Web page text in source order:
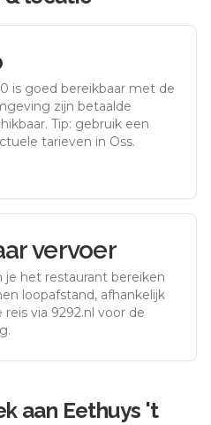
is goed bereikbaar met de
zijn betaalde
Tip: gebruik een
tarieven in Oss.
vervoer
je het restaurant bereiken
loopafstand, afhankelijk
via 9292.nl voor de
aan Eethuys 't